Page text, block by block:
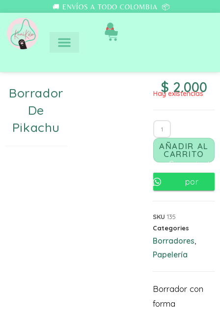
🚚 ENVÍOS A TODO COLOMBIA 📦
0
Borrador
De
Pikachu
$ 2.000
Hay existencias
AÑADIR AL
CARRITO
Comunicate
por
SKU 135
Categories
Borradores
Papelería
Borrador con
forma